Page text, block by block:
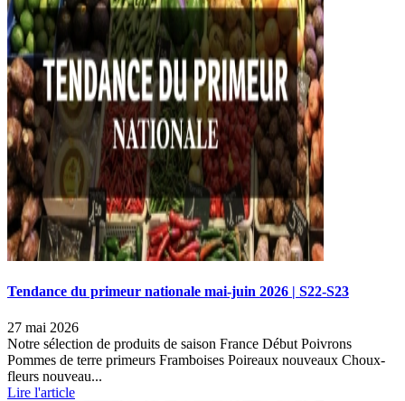
Tendance du primeur nationale mai-juin 2026 | S22-S23
27 mai 2026
Notre sélection de produits de saison France Début Poivrons
Pommes de terre primeurs Framboises Poireaux nouveaux Choux-
fleurs nouveau...
Lire l'article